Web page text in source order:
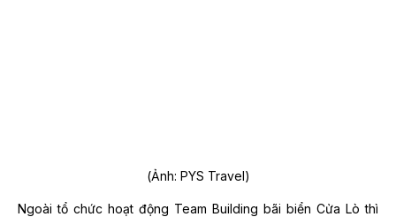
(Ảnh: PYS Travel)
Ngoài tổ chức hoạt động Team Building bãi biển Cửa Lò thì